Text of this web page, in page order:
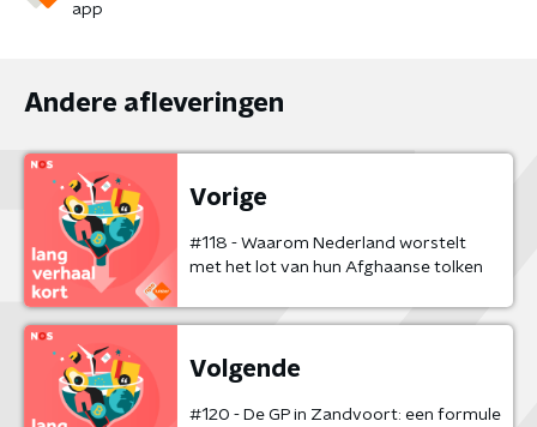
app
Andere afleveringen
Vorige
#118 - Waarom Nederland worstelt
met het lot van hun Afghaanse tolken
Volgende
#120 - De GP in Zandvoort: een formule